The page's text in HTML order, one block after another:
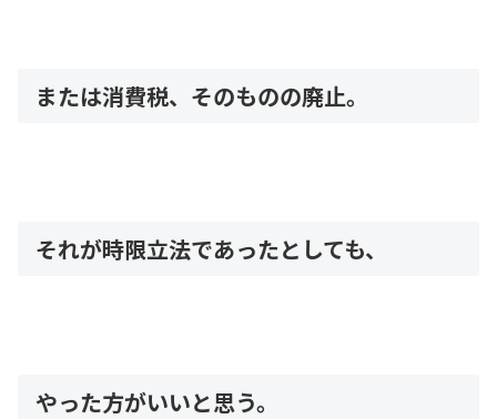
または消費税、そのものの廃止。
それが時限立法であったとしても、
やった方がいいと思う。